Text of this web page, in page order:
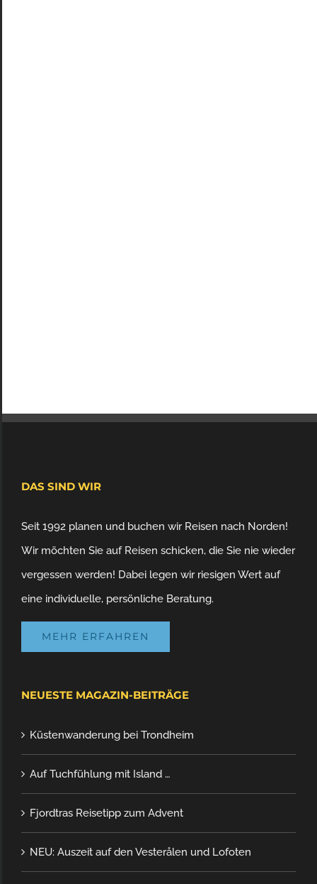
DAS SIND WIR
Seit 1992 planen und buchen wir Reisen nach Norden!
Wir möchten Sie auf Reisen schicken, die Sie nie wieder
vergessen werden! Dabei legen wir riesigen Wert auf
eine individuelle, persönliche Beratung.
MEHR ERFAHREN
NEUESTE MAGAZIN-BEITRÄGE
Küstenwanderung bei Trondheim
Auf Tuchfühlung mit Island …
Fjordtras Reisetipp zum Advent
NEU: Auszeit auf den Vesterålen und Lofoten